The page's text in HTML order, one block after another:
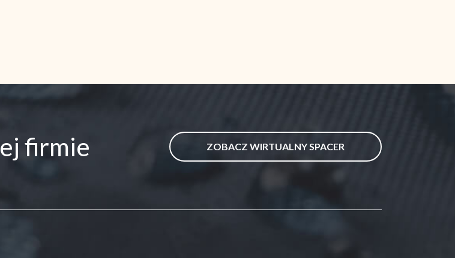
firmie ZOBACZ WIRTUALNY SPACER